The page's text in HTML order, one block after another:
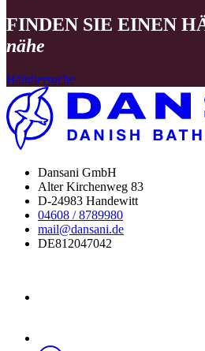
FINDEN SIE EINEN
nähe
Händlersuche
Dansani GmbH
Alter Kirchenweg 83
D-24983 Handewitt
04608 / 8789980
mail@dansani.de
DE812047042